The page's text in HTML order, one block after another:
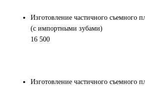
Изготовление частичного съемного
(с импортными зубами)
16 500
Изготовление частичного съемного